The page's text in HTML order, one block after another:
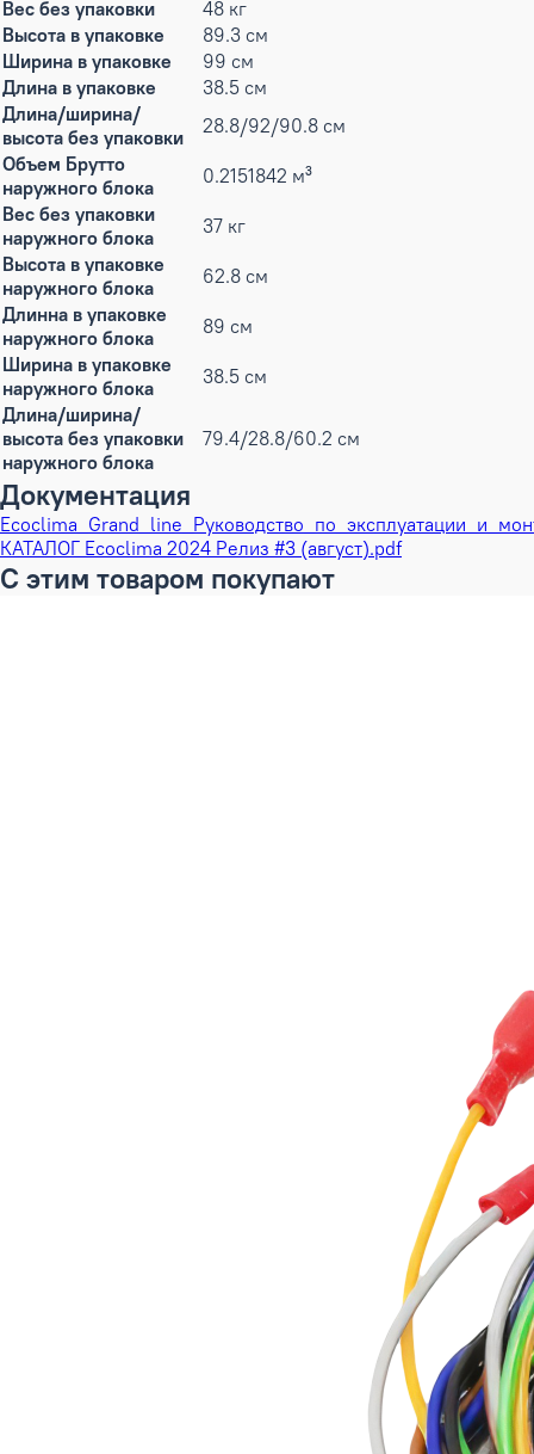
Вес без упаковки
48 кг
Высота в упаковке
89.3 см
Ширина в упаковке
99 см
Длина в упаковке
38.5 см
Длина/ширина/
высота без упаковки
28.8/92/90.8 см
Объем Брутто
наружного блока
0.2151842 м³
Вес без упаковки
наружного блока
37 кг
Высота в упаковке
наружного блока
62.8 см
Длинна в упаковке
наружного блока
89 см
Ширина в упаковке
наружного блока
38.5 см
Длина/ширина/
высота без упаковки
наружного блока
79.4/28.8/60.2 см
Документация
КАТАЛОГ Ecoclima 2024 Релиз #3 (август).pdf
С этим товаром покупают